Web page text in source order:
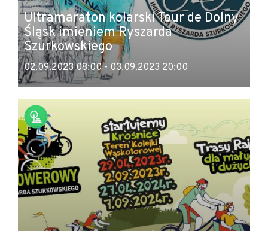
Ultramaraton kolarski Tour de Dolny
Śląsk imieniem Ryszarda
Szurkowskiego
02.09.2023 08:00 - 03.09.2023 20:00